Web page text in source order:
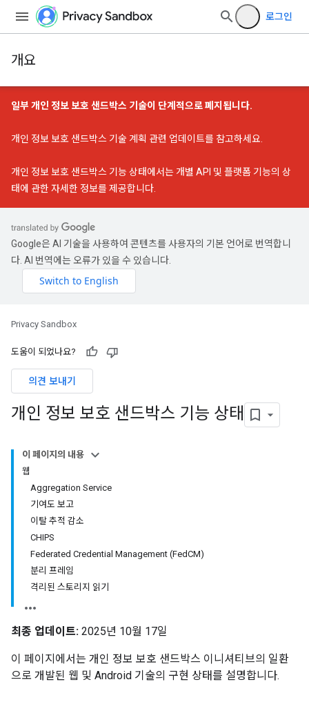
로그인
개요
일부 개인 정보 보호 샌드박스 기술이 단계적으로 폐지됩니다.
개인 정보 보호 샌드박스 기술 계획 관련 업데이트를 참고하세요.
개인 정보 보호 샌드박스 기능 상태에서는 개별 API 및 플랫폼 기능의 상
태에 관한 자세한 정보를 제공합니다.
Google은 AI 기술을 사용하여 콘텐츠를 사용자의 기본 언어로 번역합니
다. AI 번역에는 오류가 있을 수 있습니다.
Privacy Sandbox
도움이 되었나요?
의견 보내기
개인 정보 보호 샌드박스 기능 상태
이 페이지의 내용
웹
Aggregation Service
기여도 보고
이탈 추적 감소
CHIPS
Federated Credential Management (FedCM)
분리 프레임
격리된 스토리지 읽기
최종 업데이트: 2025년 10월 17일
이 페이지에서는 개인 정보 보호 샌드박스 이니셔티브의 일환
으로 개발된 웹 및 Android 기술의 구현 상태를 설명합니다.